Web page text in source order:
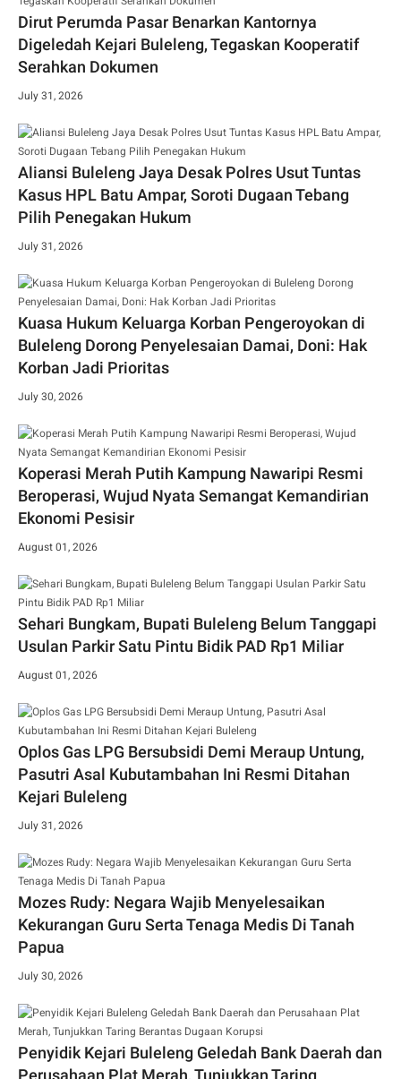
Dirut Perumda Pasar Benarkan Kantornya
Digeledah Kejari Buleleng, Tegaskan Kooperatif
Serahkan Dokumen
July 31, 2026
Aliansi Buleleng Jaya Desak Polres Usut Tuntas
Kasus HPL Batu Ampar, Soroti Dugaan Tebang
Pilih Penegakan Hukum
July 31, 2026
Kuasa Hukum Keluarga Korban Pengeroyokan di
Buleleng Dorong Penyelesaian Damai, Doni: Hak
Korban Jadi Prioritas
July 30, 2026
Koperasi Merah Putih Kampung Nawaripi Resmi
Beroperasi, Wujud Nyata Semangat Kemandirian
Ekonomi Pesisir
August 01, 2026
Sehari Bungkam, Bupati Buleleng Belum Tanggapi
Usulan Parkir Satu Pintu Bidik PAD Rp1 Miliar
August 01, 2026
Oplos Gas LPG Bersubsidi Demi Meraup Untung,
Pasutri Asal Kubutambahan Ini Resmi Ditahan
Kejari Buleleng
July 31, 2026
Mozes Rudy: Negara Wajib Menyelesaikan
Kekurangan Guru Serta Tenaga Medis Di Tanah
Papua
July 30, 2026
Penyidik Kejari Buleleng Geledah Bank Daerah dan